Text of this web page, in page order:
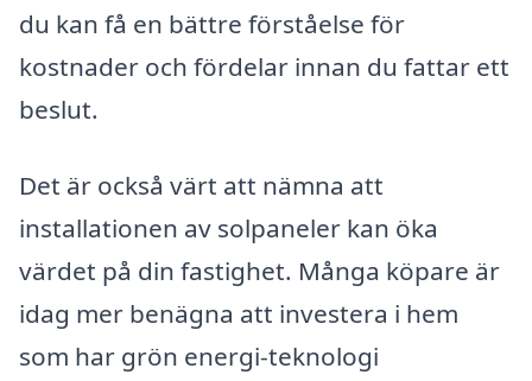
du kan få en bättre förståelse för
kostnader och fördelar innan du fattar ett
beslut.
Det är också värt att nämna att
installationen av solpaneler kan öka
värdet på din fastighet. Många köpare är
idag mer benägna att investera i hem
som har grön energi-teknologi